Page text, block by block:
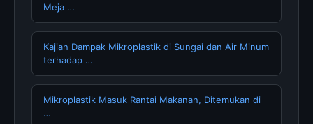
Meja …
Kajian Dampak Mikroplastik di Sungai dan Air Minum
terhadap …
Mikroplastik Masuk Rantai Makanan, Ditemukan di
…